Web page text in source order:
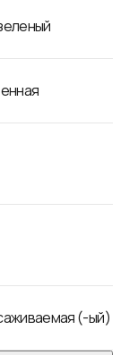
(-ый)